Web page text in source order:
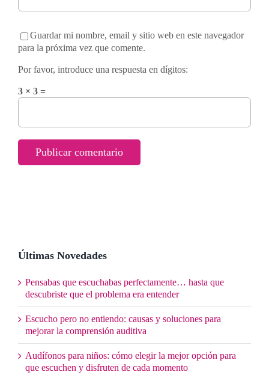
Guardar mi nombre, email y sitio web en este navegador
para la próxima vez que comente.
Por favor, introduce una respuesta en dígitos:
3 × 3 =
Últimas Novedades
Pensabas que escuchabas perfectamente… hasta que
descubriste que el problema era entender
Escucho pero no entiendo: causas y soluciones para
mejorar la comprensión auditiva
Audífonos para niños: cómo elegir la mejor opción para
que escuchen y disfruten de cada momento